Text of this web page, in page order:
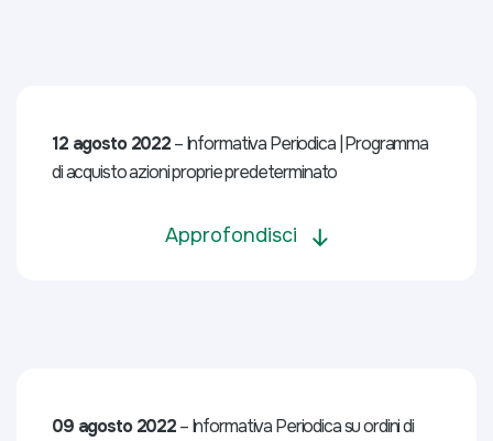
12 agosto 2022– Informativa Periodica | Programma
di acquisto azioni proprie predeterminato
Approfondisci
09 agosto 2022– Informativa Periodica su ordini di